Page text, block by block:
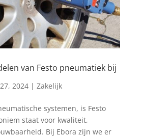
van Festo pneumatiek bij
2024| Zakelijk
systemen, is Festo
staat voor kwaliteit,
Bij Ebora zijn we er